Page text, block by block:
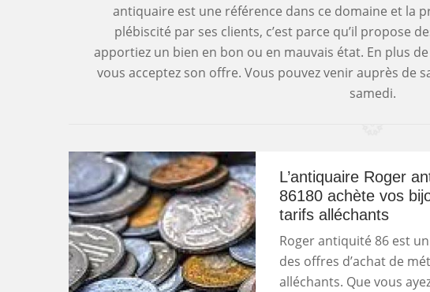
antiquaire est une référence dans ce domaine et la
plébiscité par ses clients, c’est parce qu’il propose
apportiez un bien en bon ou en mauvais état. En plus
vous acceptez son offre. Vous pouvez venir auprès de
samedi.
L’antiquaire Roger
86180 achète vos
tarifs alléchants
Roger antiquité 86 est
des offres d’achat de
alléchants. Que vous